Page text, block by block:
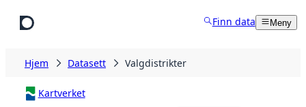
Finn data Meny
Hjem Datasett Valgdistrikter
Kartverket